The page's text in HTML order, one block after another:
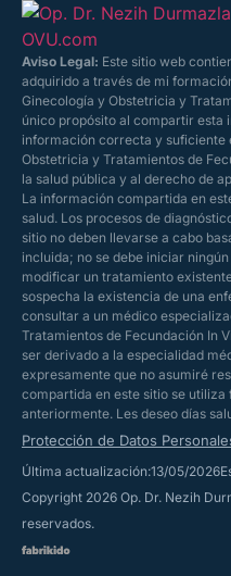
Aviso Legal: Este sitio web
adquirido a través de mi
Ginecología y Obstetricia y
único propósito al compartir esta
información correcta y suficiente
Obstetricia y Tratamientos de
la salud pública y al derecho de
La información compartida en
salud. Los procesos de
sitio no deben llevarse a cabo
incluida; no se debe iniciar
modificar un tratamiento
sospecha la existencia de una
consultar a un médico
Tratamientos de Fecundación In
ser derivado a la especialidad
expresamente que no asumiré
compartida en este sitio se
anteriormente. Les deseo días
Protección de Datos
Última actualización:13/05/2026
Copyright 2026 Op. Dr. Nezih
reservados.